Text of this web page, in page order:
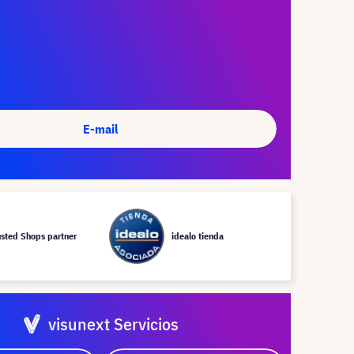
E-mail
Shops partner idealo tienda
visunext Servicios